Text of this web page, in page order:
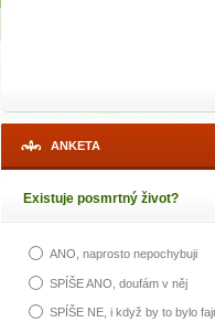
ANKETA
Existuje posmrtný život?
ANO, naprosto nepochybuji
SPÍŠE ANO, doufám v něj
SPÍŠE NE, i když by to bylo